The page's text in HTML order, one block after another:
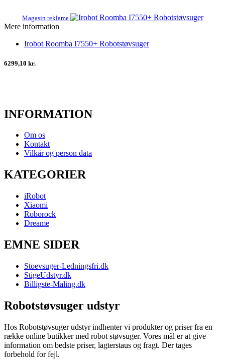
Magasin reklame
Mere information
Irobot Roomba I7550+ Robotstøvsuger
6299,10 kr.
INFORMATION
Om os
Kontakt
Vilkår og person data
KATEGORIER
iRobot
Xiaomi
Roborock
Dreame
EMNE SIDER
Stoevsuger-Ledningsfri.dk
StigeUdstyr.dk
Billigste-Maling.dk
Robotstøvsuger udstyr
Hos Robotstøvsuger udstyr indhenter vi produkter og priser fra en
række online butikker med robot støvsuger. Vores mål er at give
information om bedste priser, lagterstaus og fragt. Der tages
forbehold for fejl.